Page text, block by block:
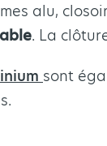
alu,
. La
sont